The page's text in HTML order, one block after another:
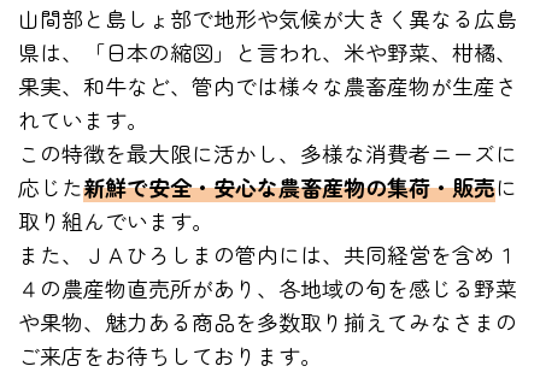
山間部と島しょ部で地形や気候が大きく異なる広島
県は、「日本の縮図」と言われ、米や野菜、柑橘、
果実、和牛など、管内では様々な農畜産物が生産さ
れています。
この特徴を最大限に活かし、多様な消費者ニーズに
応じた新鮮で安全・安心な農畜産物の集荷・販売に
取り組んでいます。
また、ＪＡひろしまの管内には、共同経営を含め１
４の農産物直売所があり、各地域の旬を感じる野菜
や果物、魅力ある商品を多数取り揃えてみなさまの
ご来店をお待ちしております。